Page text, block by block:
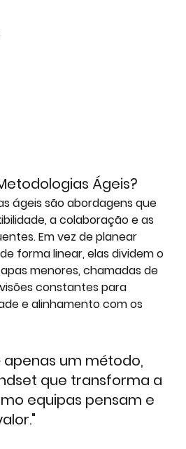
Ágeis?
ágeis são abordagens que
a colaboração e as
Em vez de planear
forma linear, elas dividem o
menores, chamadas de
constantes para
e alinhamento com os
apenas um método,
que transforma a
equipas pensam e